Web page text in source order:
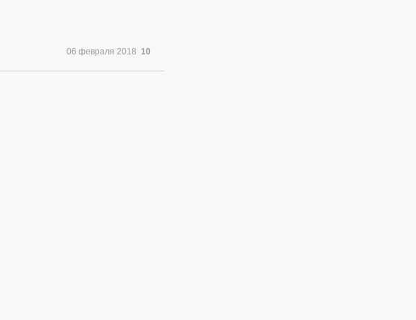
06 февраля 2018 10